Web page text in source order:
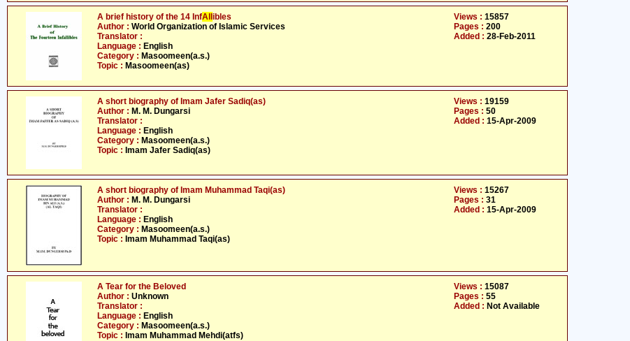
A brief history of the 14 InfAll ibles
Author : World Organization of Islamic Services
Translator :
Language : English
Category : Masoomeen(a.s.)
Topic : Masoomeen(as)
Views : 15857
Pages : 200
Added : 28-Feb-2011
A short biography of Imam Jafer Sadiq(as)
Author : M. M. Dungarsi
Translator :
Language : English
Category : Masoomeen(a.s.)
Topic : Imam Jafer Sadiq(as)
Views : 19159
Pages : 50
Added : 15-Apr-2009
A short biography of Imam Muhammad Taqi(as)
Author : M. M. Dungarsi
Translator :
Language : English
Category : Masoomeen(a.s.)
Topic : Imam Muhammad Taqi(as)
Views : 15267
Pages : 31
Added : 15-Apr-2009
A Tear for the Beloved
Author : Unknown
Translator :
Language : English
Category : Masoomeen(a.s.)
Topic : Imam Muhammad Mehdi(atfs)
Views : 15087
Pages : 55
Added : Not Available